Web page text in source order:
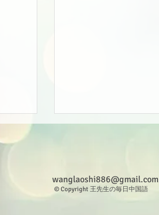
wanglaoshi886@gmail.com
© Copyright 王先生の毎日中国語